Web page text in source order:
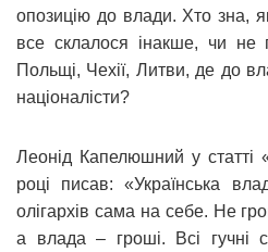
опозицію до влади. Хто зна,
все склалося інакше, чи
Польщі, Чехії, Литви, де до
націоналісти?
Леонід Капелюшний у
році писав: «Українська
олігархів сама на себе. Не
а влада – гроші. Всі гучні